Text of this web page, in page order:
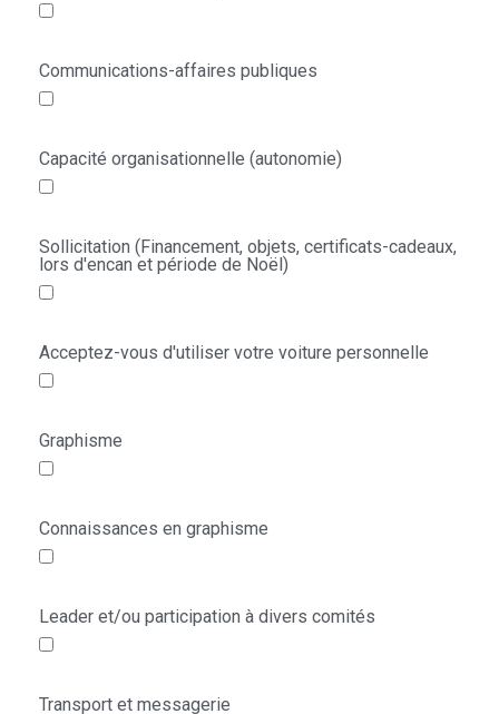
Communications-affaires publiques
Capacité organisationnelle (autonomie)
Sollicitation (Financement, objets, certificats-cadeaux,
lors d'encan et période de Noël)
Acceptez-vous d'utiliser votre voiture personnelle
Graphisme
Connaissances en graphisme
Leader et/ou participation à divers comités
Transport et messagerie